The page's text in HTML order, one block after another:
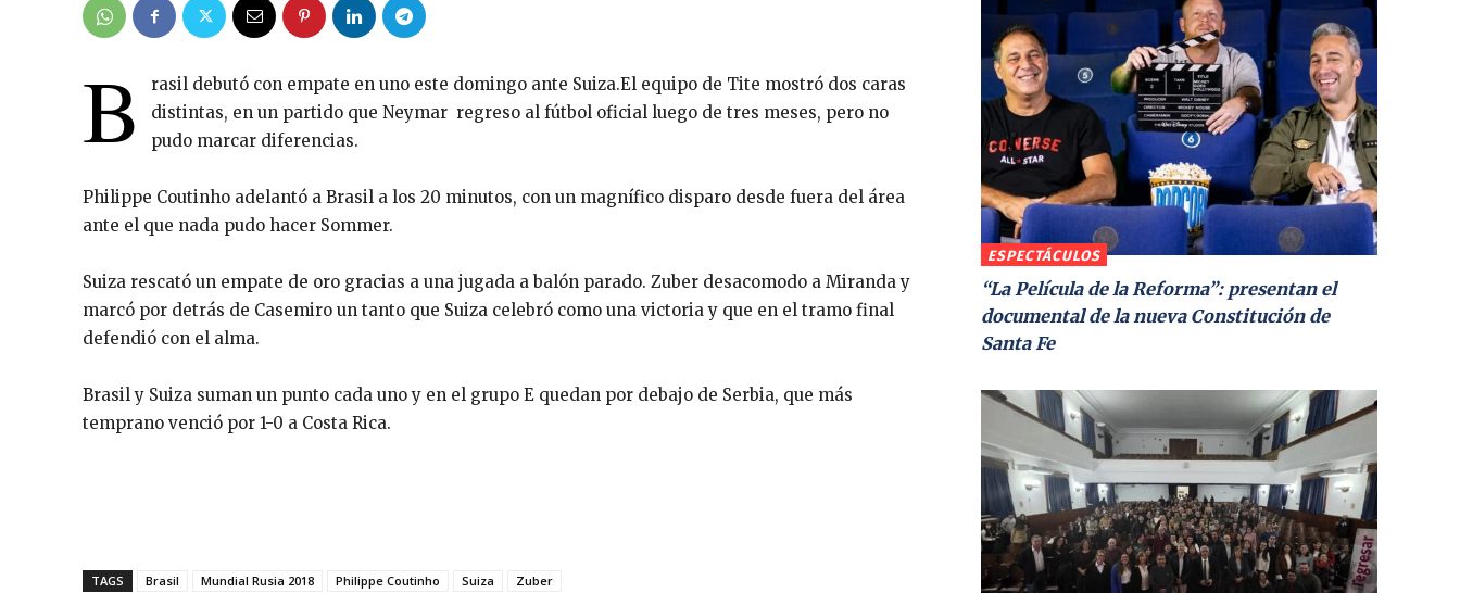
B
rasil debutó con empate en uno este domingo ante Suiza.El equipo de Tite mostró dos caras
distintas, en un partido que Neymar regreso al fútbol oficial luego de tres meses, pero no
pudo marcar diferencias.
Philippe Coutinho adelantó a Brasil a los 20 minutos, con un magnífico disparo desde fuera del área
ante el que nada pudo hacer Sommer.
Suiza rescató un empate de oro gracias a una jugada a balón parado. Zuber desacomodo a Miranda y
marcó por detrás de Casemiro un tanto que Suiza celebró como una victoria y que en el tramo final
defendió con el alma.
Brasil y Suiza suman un punto cada uno y en el grupo E quedan por debajo de Serbia, que más
temprano venció por 1-0 a Costa Rica.
TAGS Brasil Mundial Rusia 2018 Philippe Coutinho Suiza Zuber
ESPECTÁCULOS
“La Película de la Reforma”: presentan el
documental de la nueva Constitución de
Santa Fe